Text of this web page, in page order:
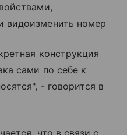
видоизменить номер
конструкция
сами по себе к
- говорится в
что в связи с